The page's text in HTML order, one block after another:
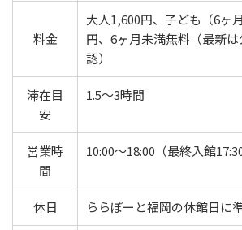
料金
大人1,600円、子ども（6ヶ
円、6ヶ月未満無料（最新
認）
滞在目
安
1.5〜3時間
営業時
間
10:00〜18:00（最終入館17:30
休日 ららぽーと福岡の休館日に